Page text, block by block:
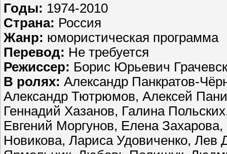
Годы: 1974-2010
Страна: Россия
Жанр: юмористическая программа
Перевод: Не требуется
Режиссер: Борис Юрьевич
В ролях: Александр Панкратов-
Александр Тютрюмов, Алексей
Геннадий Хазанов, Галина
Евгений Моргунов, Елена
Новикова, Лариса Удовиченко,